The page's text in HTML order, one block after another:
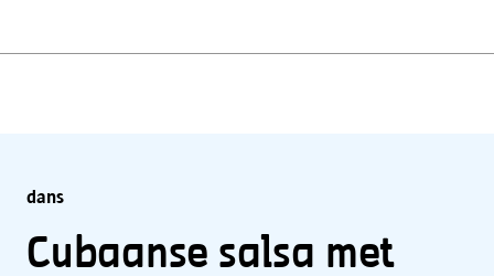
dans
Cubaanse salsa met